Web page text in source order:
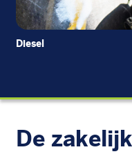
Diesel
De